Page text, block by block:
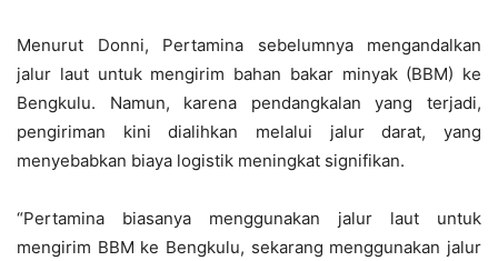
Menurut Donni, Pertamina sebelumnya mengandalkan
jalur laut untuk mengirim bahan bakar minyak (BBM) ke
Bengkulu. Namun, karena pendangkalan yang terjadi,
pengiriman kini dialihkan melalui jalur darat, yang
menyebabkan biaya logistik meningkat signifikan.
“Pertamina biasanya menggunakan jalur laut untuk
mengirim BBM ke Bengkulu, sekarang menggunakan jalur